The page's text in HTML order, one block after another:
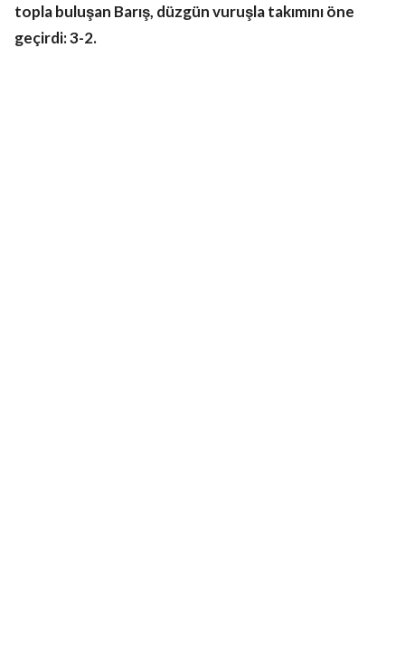
topla buluşan Barış, düzgün vuruşla takımını öne
geçirdi: 3-2.